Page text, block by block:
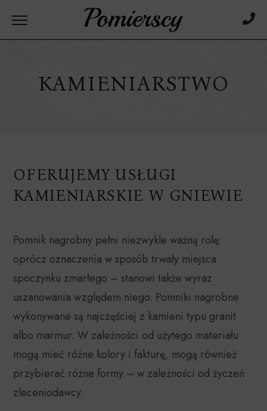
KAMIENIARSTWO
OFERUJEMY USŁUGI
KAMIENIARSKIE W GNIEWIE
Pomnik nagrobny pełni niezwykle ważną rolę:
oprócz oznaczenia w sposób trwały miejsca
spoczynku zmarłego – stanowi także wyraz
uszanowania względem niego. Pomniki nagrobne
wykonywane są najczęściej z kamieni typu granit
albo marmur. W zależności od użytego materiału
mogą mieć różne kolory i fakturę, mogą również
przybierać różne formy – w zależności od życzeń
zleceniodawcy.